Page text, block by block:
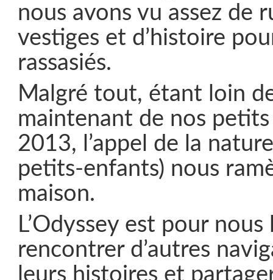
nous avons vu assez de
vestiges et d’histoire
rassasiés.
Malgré tout, étant loin
maintenant de nos
2013, l’appel de la
petits-enfants) nous
maison.
L’Odyssey est pour nous
rencontrer d’autres
leurs histoires et